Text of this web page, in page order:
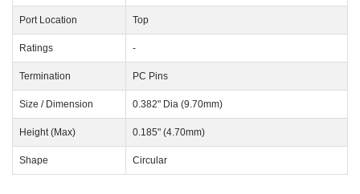
Port Location Top
Ratings -
Termination PC Pins
Size / Dimension 0.382" Dia (9.70mm)
Height (Max) 0.185" (4.70mm)
Shape Circular